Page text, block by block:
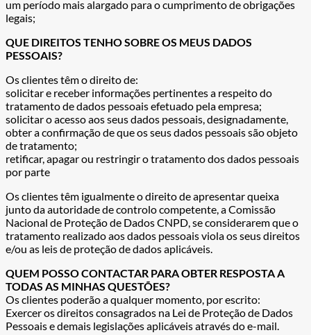
um período mais alargado para o cumprimento de obrigações
legais;
QUE DIREITOS TENHO SOBRE OS MEUS DADOS
PESSOAIS?
Os clientes têm o direito de:
solicitar e receber informações pertinentes a respeito do
tratamento de dados pessoais efetuado pela empresa;
solicitar o acesso aos seus dados pessoais, designadamente,
obter a confirmação de que os seus dados pessoais são objeto
de tratamento;
retificar, apagar ou restringir o tratamento dos dados pessoais
por parte
Os clientes têm igualmente o direito de apresentar queixa
junto da autoridade de controlo competente, a Comissão
Nacional de Proteção de Dados CNPD, se considerarem que o
tratamento realizado aos dados pessoais viola os seus direitos
e/ou as leis de proteção de dados aplicáveis.
QUEM POSSO CONTACTAR PARA OBTER RESPOSTA A
TODAS AS MINHAS QUESTÕES?
Os clientes poderão a qualquer momento, por escrito:
Exercer os direitos consagrados na Lei de Proteção de Dados
Pessoais e demais legislações aplicáveis através do e-mail.